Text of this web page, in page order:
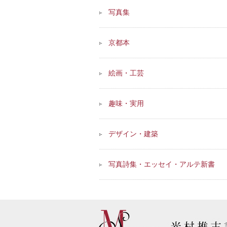
写真集
京都本
絵画・工芸
趣味・実用
デザイン・建築
写真詩集・エッセイ・アルテ新書